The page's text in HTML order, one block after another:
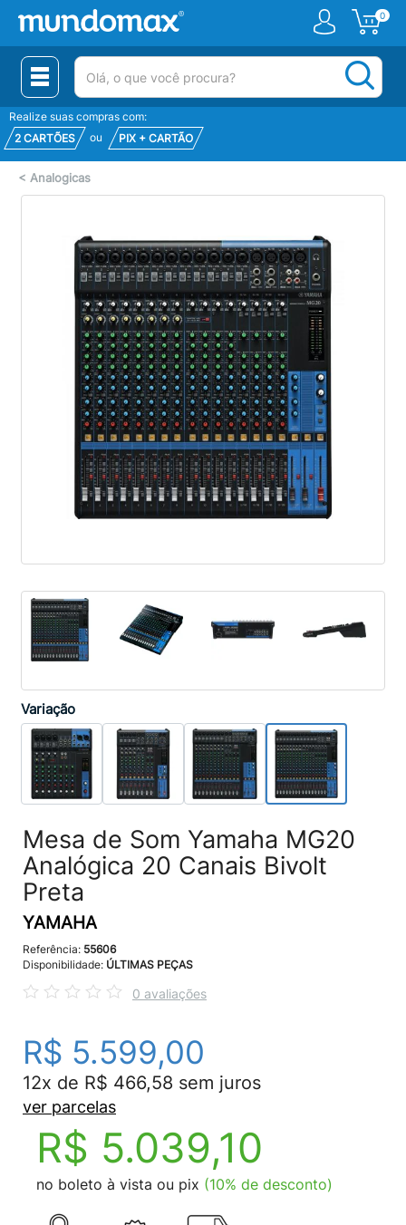
0
(pesquisar)
Realize suas compras com:
2 CARTÕES
ou PIX + CARTÃO
< Analogicas
Variação
Mesa de Som Yamaha MG20
Analógica 20 Canais Bivolt
Preta
YAMAHA
Referência: 55606
Disponibilidade: ÚLTIMAS PEÇAS
0 avaliações
R$ 5.599,00
12x de R$ 466,58 sem juros
ver parcelas
R$ 5.039,10
no boleto à vista ou pix (10% de desconto)